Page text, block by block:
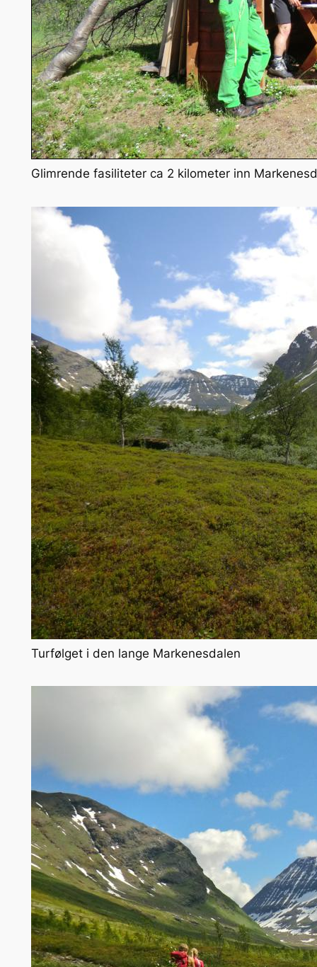
Glimrende fasiliteter ca 2 kilometer inn
Turfølget i den lange Markenesdalen